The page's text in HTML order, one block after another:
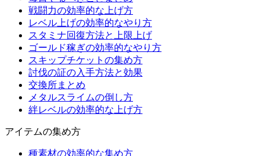
戦闘力の効率的な上げ方
レベル上げの効率的なやり方
スタミナ回復方法と上限上げ
ゴールド稼ぎの効率的なやり方
スキップチケットの集め方
討伐の証の入手方法と効果
交換所まとめ
メタルスライムの倒し方
絆レベルの効率的な上げ方
アイテムの集め方
種素材の効率的な集め方